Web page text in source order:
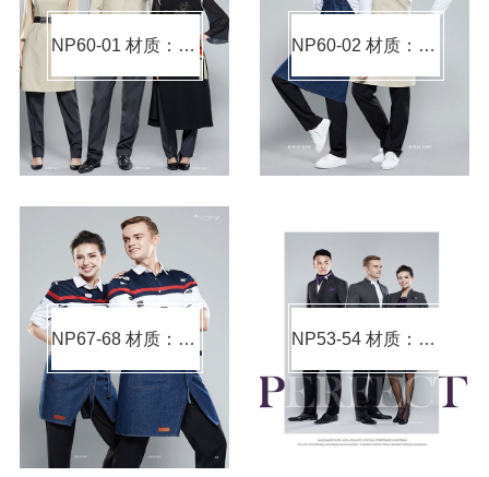
NP60-01 材质：棉涤（材质可选） NP60-02 材质：棉涤（材质可选）
NP67-68 材质：棉涤（材质可选） NP53-54 材质：毛涤（材质可选）